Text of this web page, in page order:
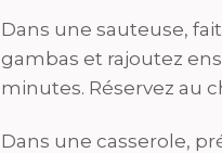
Dans une sauteuse,
gambas et rajoutez
minutes. Réservez au
Dans une casserole,